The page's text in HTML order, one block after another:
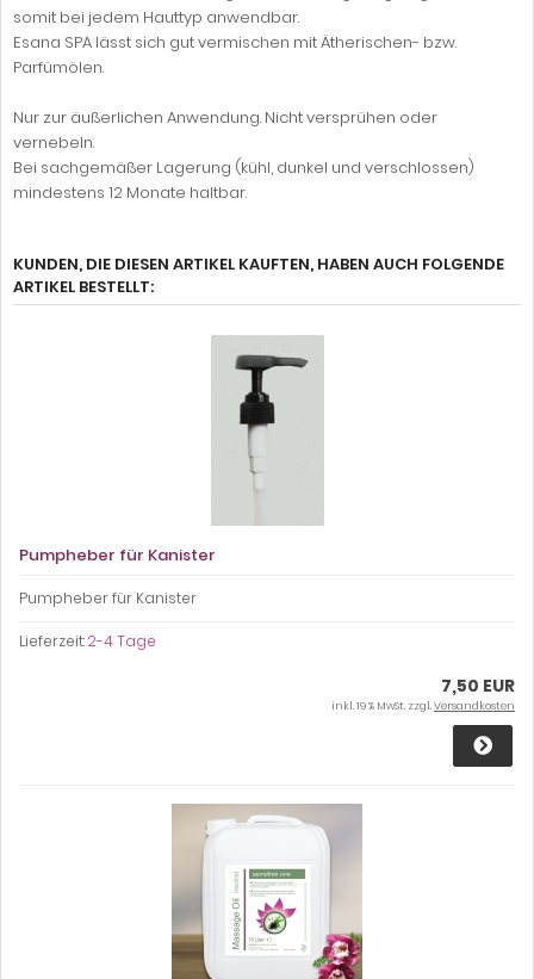
somit bei jedem Hauttyp anwendbar.
Esana SPA lässt sich gut vermischen mit Ätherischen- bzw.
Parfümölen.
Nur zur äußerlichen Anwendung. Nicht versprühen oder
vernebeln.
Bei sachgemäßer Lagerung (kühl, dunkel und verschlossen)
mindestens 12 Monate haltbar.
KUNDEN, DIE DIESEN ARTIKEL KAUFTEN, HABEN AUCH FOLGENDE
ARTIKEL BESTELLT:
Pumpheber für Kanister
Pumpheber für Kanister
Lieferzeit:2-4 Tage
7,50 EUR
inkl. 19 % MwSt. zzgl.Versandkosten